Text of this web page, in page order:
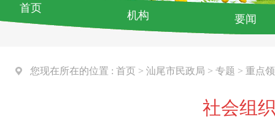
首页
机构 要闻
您现在所在的位置 : 首页 > 汕尾市民政局 > 专题 > 重点
社会组